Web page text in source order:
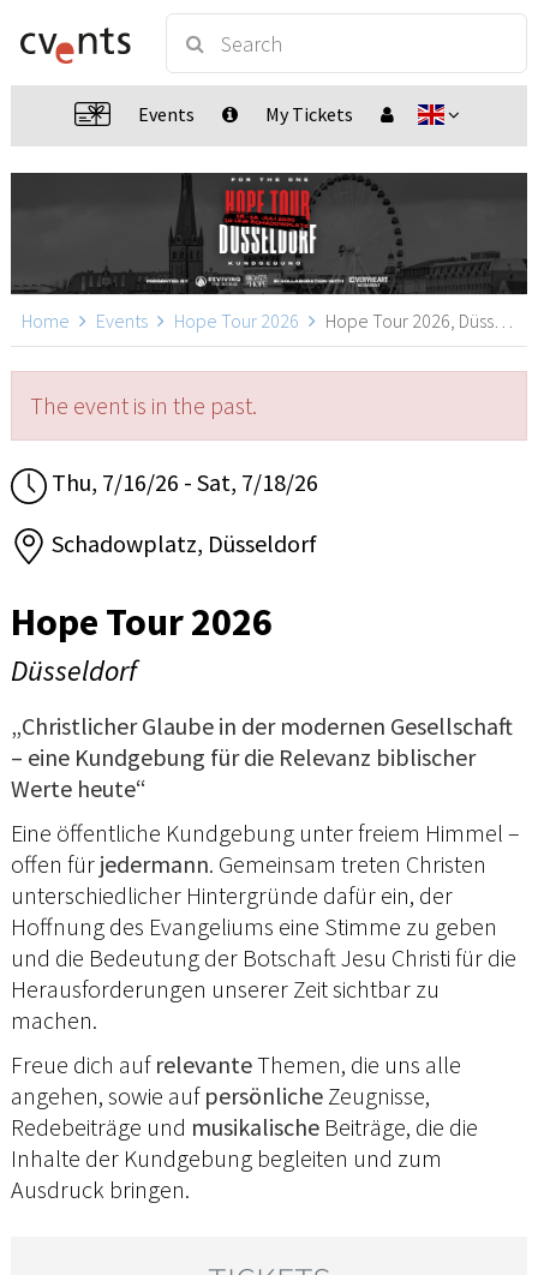
Events My Tickets
Home Events Hope Tour 2026 Hope Tour 2026, Düsseldorf
The event is in the past.
Thu, 7/16/26 - Sat, 7/18/26
Schadowplatz, Düsseldorf
Hope Tour 2026
Düsseldorf
„Christlicher Glaube in der modernen Gesellschaft
– eine Kundgebung für die Relevanz biblischer
Werte heute“
Eine öffentliche Kundgebung unter freiem Himmel –
offen für jedermann. Gemeinsam treten Christen
unterschiedlicher Hintergründe dafür ein, der
Hoffnung des Evangeliums eine Stimme zu geben
und die Bedeutung der Botschaft Jesu Christi für die
Herausforderungen unserer Zeit sichtbar zu
machen.
Freue dich auf relevanteThemen, die uns alle
angehen, sowie auf persönliche Zeugnisse,
Redebeiträge und musikalische Beiträge, die die
Inhalte der Kundgebung begleiten und zum
Ausdruck bringen.